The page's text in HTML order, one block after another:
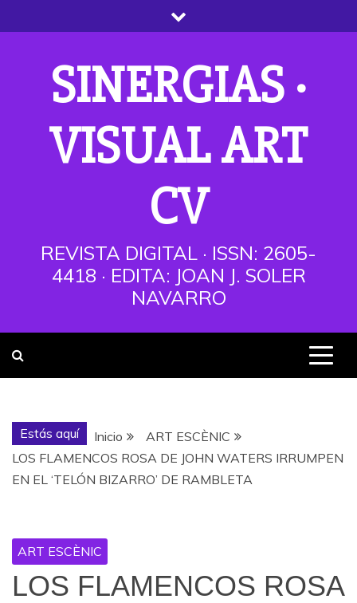
al
SINERGIAS ·
VISUAL ART
CV
REVISTA DIGITAL · ISSN: 2605-
4418 · EDITA: JOAN J. SOLER
NAVARRO
Estás aquí Inicio
ART ESCÈNIC
LOS FLAMENCOS ROSA DE JOHN WATERS IRRUMPEN
EN EL ‘TELÓN BIZARRO’ DE RAMBLETA
ART ESCÈNIC
LOS FLAMENCOS ROSA